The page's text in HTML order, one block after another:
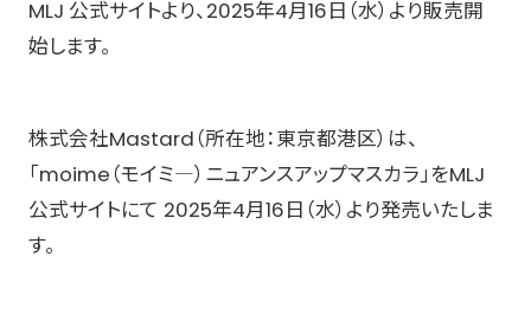
MLJ 公式サイトより、2025年4月16日（水）より販売開
始します。
株式会社Mastard（所在地：東京都港区）は、
「moime（モイミ―）ニュアンスアップマスカラ」をMLJ
公式サイトにて 2025年4月16日（水）より発売いたしま
す。